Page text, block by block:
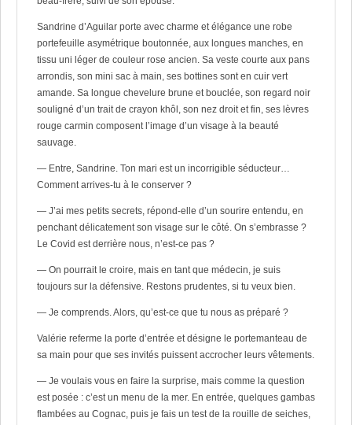
Sandrine d’Aguilar porte avec charme et élégance une robe
portefeuille asymétrique boutonnée, aux longues manches, en
tissu uni léger de couleur rose ancien. Sa veste courte aux pans
arrondis, son mini sac à main, ses bottines sont en cuir vert
amande. Sa longue chevelure brune et bouclée, son regard noir
souligné d’un trait de crayon khôl, son nez droit et fin, ses lèvres
rouge carmin composent l’image d’un visage à la beauté
sauvage.
— Entre, Sandrine. Ton mari est un incorrigible séducteur…
Comment arrives-tu à le conserver ?
— J’ai mes petits secrets, répond-elle d’un sourire entendu, en
penchant délicatement son visage sur le côté. On s’embrasse ?
Le Covid est derrière nous, n’est-ce pas ?
— On pourrait le croire, mais en tant que médecin, je suis
toujours sur la défensive. Restons prudentes, si tu veux bien.
— Je comprends. Alors, qu’est-ce que tu nous as préparé ?
Valérie referme la porte d’entrée et désigne le portemanteau de
sa main pour que ses invités puissent accrocher leurs vêtements.
— Je voulais vous en faire la surprise, mais comme la question
est posée : c’est un menu de la mer. En entrée, quelques gambas
flambées au Cognac, puis je fais un test de la rouille de seiches,